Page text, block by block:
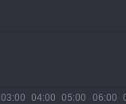
03:00 04:00 05:00 06:00